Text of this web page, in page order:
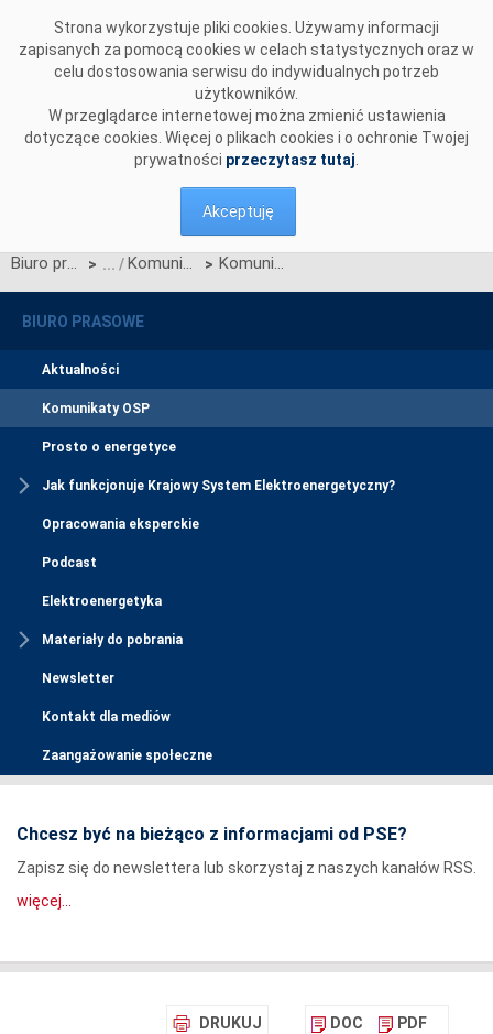
Strona wykorzystuje pliki cookies. Używamy informacji
zapisanych za pomocą cookies w celach statystycznych oraz w
celu dostosowania serwisu do indywidualnych potrzeb
użytkowników.
W przeglądarce internetowej można zmienić ustawienia
dotyczące cookies. Więcej o plikach cookies i o ochronie Twojej
prywatności przeczytasz tutaj
Akceptuję
Biuro prasowe > Komunikaty OSP > Komunikat dotyczący wprowadzenia stopni zasilania z dnia 24 sierpnia 2015 r. z godz. 7:55
BIURO PRASOWE
Aktualności
Komunikaty OSP
Prosto o energetyce
Jak funkcjonuje Krajowy System Elektroenergetyczny?
Opracowania eksperckie
Podcast
Elektroenergetyka
Materiały do pobrania
Newsletter
Kontakt dla mediów
Zaangażowanie społeczne
Chcesz być na bieżąco z informacjami od PSE?
Zapisz się do newslettera lub skorzystaj z naszych kanałów RSS.
więcej...
DRUKUJ DOC PDF